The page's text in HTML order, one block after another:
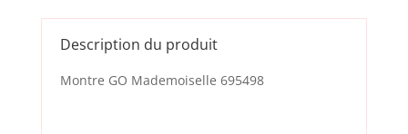
Description du produit
Montre GO Mademoiselle 695498